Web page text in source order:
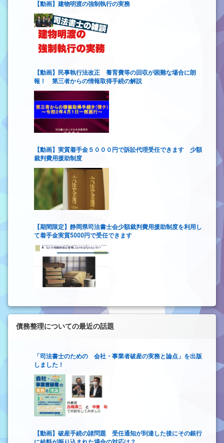
【動画】建物明渡の強制執行の実務
【動画】民事執行法改正 養育費等の回収が困難な場合に朗
報！ 第三者からの情報取得手続の解説
【動画】実質着手金５０００円で訴訟代理受任できます 少額
裁判費用援助制度
【期間限定】静岡県司法書士会少額裁判費用援助制度を利用し
て着手金実質5000円で受任できます
債務整理についての最近の話題
「司法書士のための 会社・事業者破産の実務と論点」を出版
しました！
【動画】破産手続の諸問題 受任通知が到達した後にその銀行